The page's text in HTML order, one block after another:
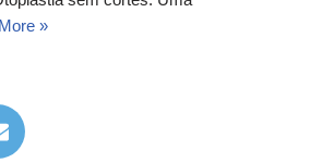
»